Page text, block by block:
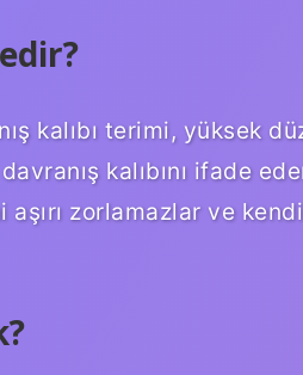
kalıbı terimi, yüksek
kalıbını ifade
zorlamazlar ve